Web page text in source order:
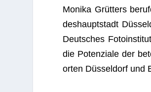
Monika Grüt­ters
des­haupt­stadt
Deut­sches
die Poten­ziale der
or­ten Düs­sel­dorf und